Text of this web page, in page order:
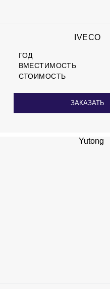
IVECO
ГОД
ВМЕСТИМОСТЬ
СТОИМОСТЬ
ЗАКАЗАТЬ